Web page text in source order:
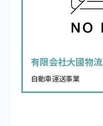
有限会社大國物流
自動車運送事業